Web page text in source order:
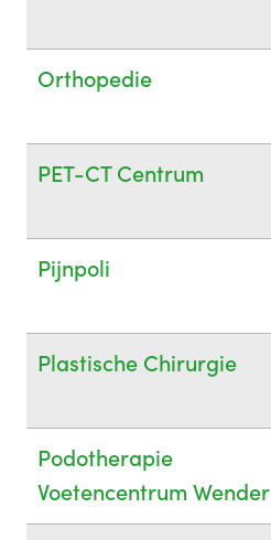
Orthopedie
PET-CT Centrum
Pijnpoli
Plastische Chirurgie
Podotherapie
Voetencentrum Wender